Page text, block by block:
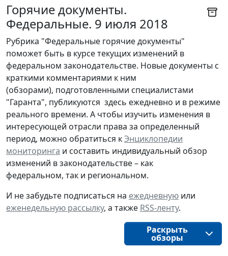
Горячие документы.
Федеральные. 9 июля 2018
Рубрика "Федеральные горячие документы"
поможет быть в курсе текущих изменений в
федеральном законодательстве. Новые документы с
краткими комментариями к ним
(обзорами), подготовленными специалистами
"Гаранта", публикуются здесь ежедневно и в режиме
реального времени. А чтобы изучить изменения в
интересующей отрасли права за определенный
период, можно обратиться кЭнциклопедии
мониторинга и составить индивидуальный обзор
изменений в законодательстве – как
федеральном, так и региональном.
И не забудьте подписаться на ежедневную или
еженедельную рассылку, а также RSS-ленту.
Раскрыть
обзоры